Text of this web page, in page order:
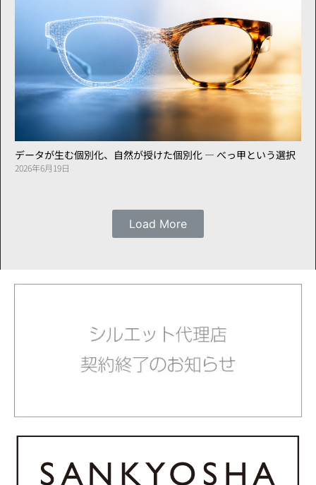
データが生む個別化、自然が授けた個別化 ― べっ甲という選択
2026年6月19日
Load More